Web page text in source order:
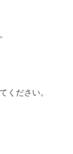
ください。